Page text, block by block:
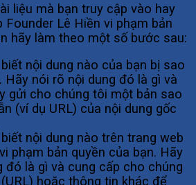
liệu mà bạn truy cập vào hay
Lê Hiền vi phạm bản
hãy làm theo một số bước sau:
nội dung nào của bạn bị sao
Hãy nói rõ nội dung đó là gì và
gửi cho chúng tôi một bản sao
(ví dụ URL) của nội dung gốc
nội dung nào trên trang web
phạm bản quyền của bạn. Hãy
đó là gì và cung cấp cho chúng
hoặc thông tin khác để